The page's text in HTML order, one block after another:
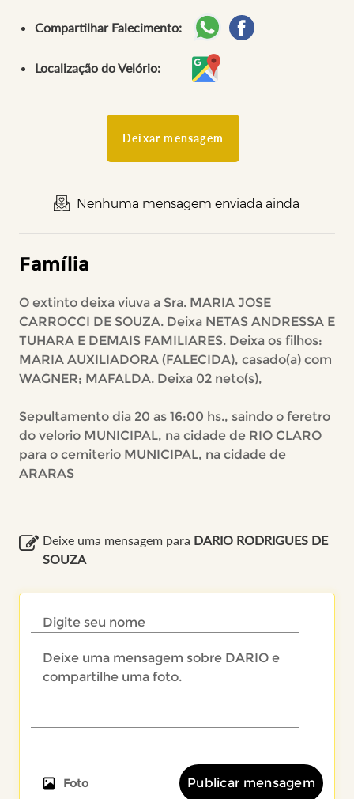
Compartilhar Falecimento:
Localização do Velório:
Deixar mensagem
Nenhuma mensagem enviada ainda
Família
O extinto deixa viuva a Sra. MARIA JOSE
CARROCCI DE SOUZA. Deixa NETAS ANDRESSA E
TUHARA E DEMAIS FAMILIARES. Deixa os filhos:
MARIA AUXILIADORA (FALECIDA), casado(a) com
WAGNER; MAFALDA. Deixa 02 neto(s),
Sepultamento dia 20 as 16:00 hs., saindo o feretro
do velorio MUNICIPAL, na cidade de RIO CLARO
para o cemiterio MUNICIPAL, na cidade de
ARARAS
Deixe uma mensagem para DARIO RODRIGUES DE
SOUZA
Foto Publicar mensagem